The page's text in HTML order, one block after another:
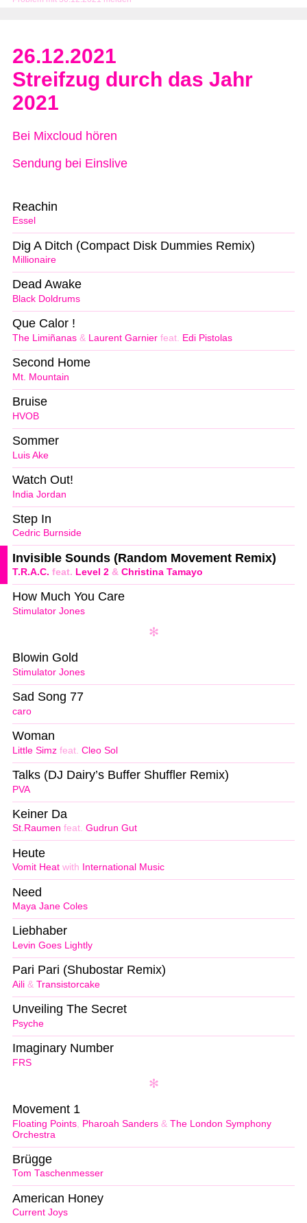
26.12.2021
Streifzug durch das Jahr
2021
Bei Mixcloud hören
Sendung bei Einslive
Essel
Reachin
Millionaire
Dig A Ditch (Compact Disk Dummies Remix)
Black Doldrums
Dead Awake
The Limiñanas & Laurent Garnier feat. Edi Pistolas
Que Calor !
Mt. Mountain
Second Home
HVOB
Bruise
Luis Ake
Sommer
India Jordan
Watch Out!
Cedric Burnside
Step In
T.R.A.C. feat. Level 2 & Christina Tamayo
Invisible Sounds (Random Movement Remix)
Stimulator Jones
How Much You Care
Stimulator Jones
Blowin Gold
caro
Sad Song 77
Little Simz feat. Cleo Sol
Woman
PVA
Talks (DJ Dairy’s Buffer Shuffler Remix)
St.Raumen feat. Gudrun Gut
Keiner Da
Vomit Heat with International Music
Heute
Maya Jane Coles
Need
Levin Goes Lightly
Liebhaber
Aili & Transistorcake
Pari Pari (Shubostar Remix)
Psyche
Unveiling The Secret
FRS
Imaginary Number
Floating Points Pharoah Sanders & The London Symphony
Orchestra
Movement 1
Tom Taschenmesser
Brügge
Current Joys
American Honey